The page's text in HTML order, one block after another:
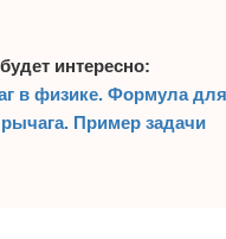
интересно:
в физике. Формула
Пример задачи